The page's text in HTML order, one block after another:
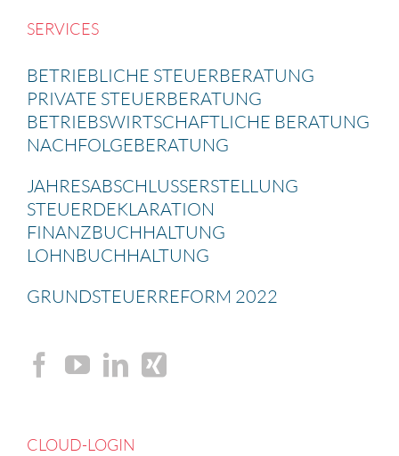
SERVICES
BETRIEB­LICHE STEUER­BE­RA­TUNG
PRIVATE STEUER­BE­RA­TUNG
BETRIEBS­WIRT­SCHAFT­LICHE BERATUNG
NACHFOL­GE­BE­RA­TUNG
JAHRES­AB­SCHLUSS­ERSTEL­LUNG
STEUER­DE­KLA­RA­TION
FINANZ­BUCH­HAL­TUNG
LOHNBUCH­HAL­TUNG
GRUND­STEU­ER­RE­FORM 2022
CLOUD-LOGIN